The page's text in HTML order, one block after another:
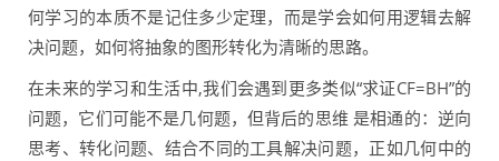
何学习的本质不是记住多少定理，而是学会如何用逻辑去解
决问题，如何将抽象的图形转化为清晰的思路。
在未来的学习和生活中,我们会遇到更多类似“求证CF=BH”的
问题，它们可能不是几何题，但背后的思维 是相通的：逆向
思考、转化问题、结合不同的工具解决问题，正如几何中的